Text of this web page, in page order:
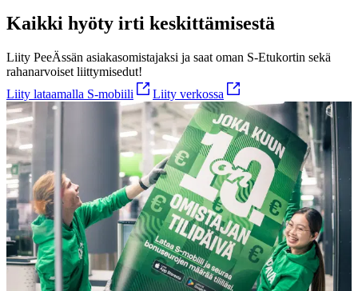
Kaikki hyöty irti keskittämisestä
Liity PeeÄssän asiakasomistajaksi ja saat oman S-Etukortin sekä
rahanarvoiset liittymisedut!
Liity lataamalla S-mobiili
Liity verkossa